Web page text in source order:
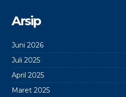
Arsip
Juni 2026
Juli 2025
April 2025
Maret 2025